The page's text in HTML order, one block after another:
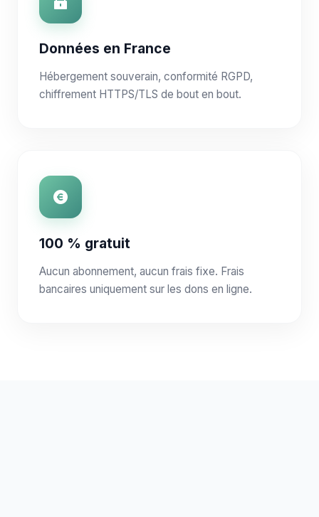
Données en France
Hébergement souverain, conformité RGPD,
chiffrement HTTPS/TLS de bout en bout.
100 % gratuit
Aucun abonnement, aucun frais fixe. Frais
bancaires uniquement sur les dons en ligne.